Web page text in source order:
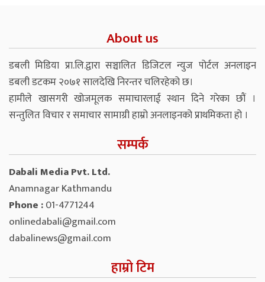
About us
डबली मिडिया प्रा.लि.द्वारा सञ्चालित डिजिटल न्युज पोर्टल अनलाइन
डबली डटकम २०७१ सालदेखि निरन्तर चलिरहेको छ।
हामीले खासगरी खोजमूलक समाचारलाई स्थान दिने गरेका छौं ।
सन्तुलित विचार र समाचार सामाग्री हाम्रो अनलाइनको प्राथमिकता हो ।
सम्पर्क
Dabali Media Pvt. Ltd.
Anamnagar Kathmandu
Phone :01-4771244
onlinedabali@gmail.com
dabalinews@gmail.com
हाम्रो टिम